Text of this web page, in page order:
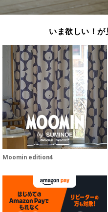
いま欲しい！が
Moomin edition4